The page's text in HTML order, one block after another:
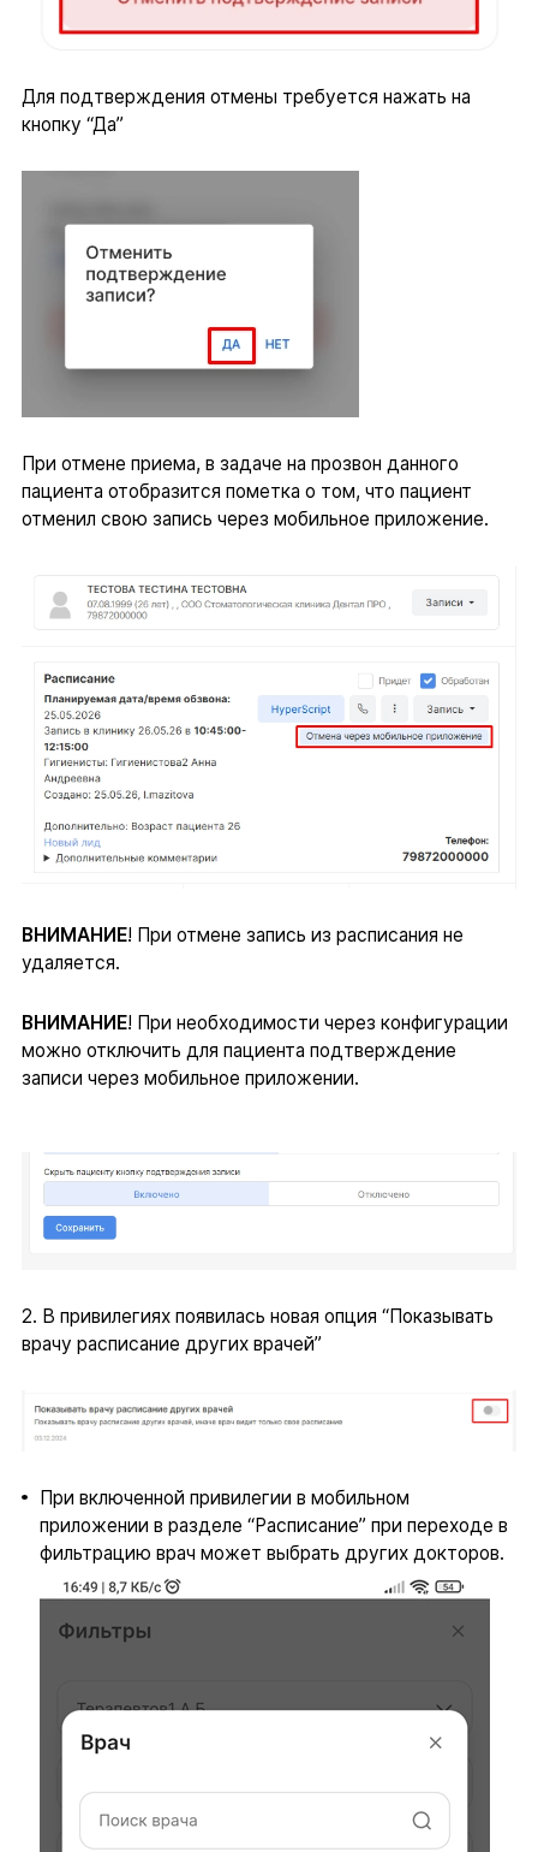
Для подтверждения отмены требуется нажать на
кнопку “Да”
При отмене приема, в задаче на прозвон данного
пациента отобразится пометка о том, что пациент
отменил свою запись через мобильное приложение.
ВНИМАНИЕ! При отмене запись из расписания не
удаляется.
ВНИМАНИЕ! При необходимости через конфигурации
можно отключить для пациента подтверждение
записи через мобильное приложении.
2. В привилегиях появилась новая опция “Показывать
врачу расписание других врачей”
При включенной привилегии в мобильном
приложении в разделе “Расписание” при переходе в
фильтрацию врач может выбрать других докторов.